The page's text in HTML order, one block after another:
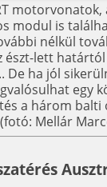
modul is
nélkül
észt-lett
De ha jól
egy
a három balti
(fotó: Mellár